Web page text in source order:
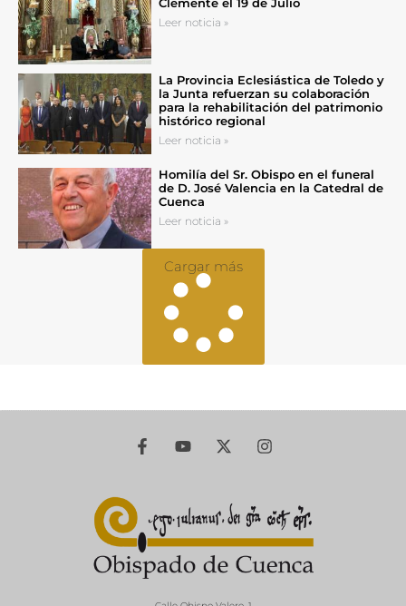
Leer noticia »
La Provincia Eclesiástica de Toledo y
la Junta refuerzan su colaboración
para la rehabilitación del patrimonio
histórico regional
Leer noticia »
Homilía del Sr. Obispo en el funeral
de D. José Valencia en la Catedral de
Cuenca
Leer noticia »
Cargar más